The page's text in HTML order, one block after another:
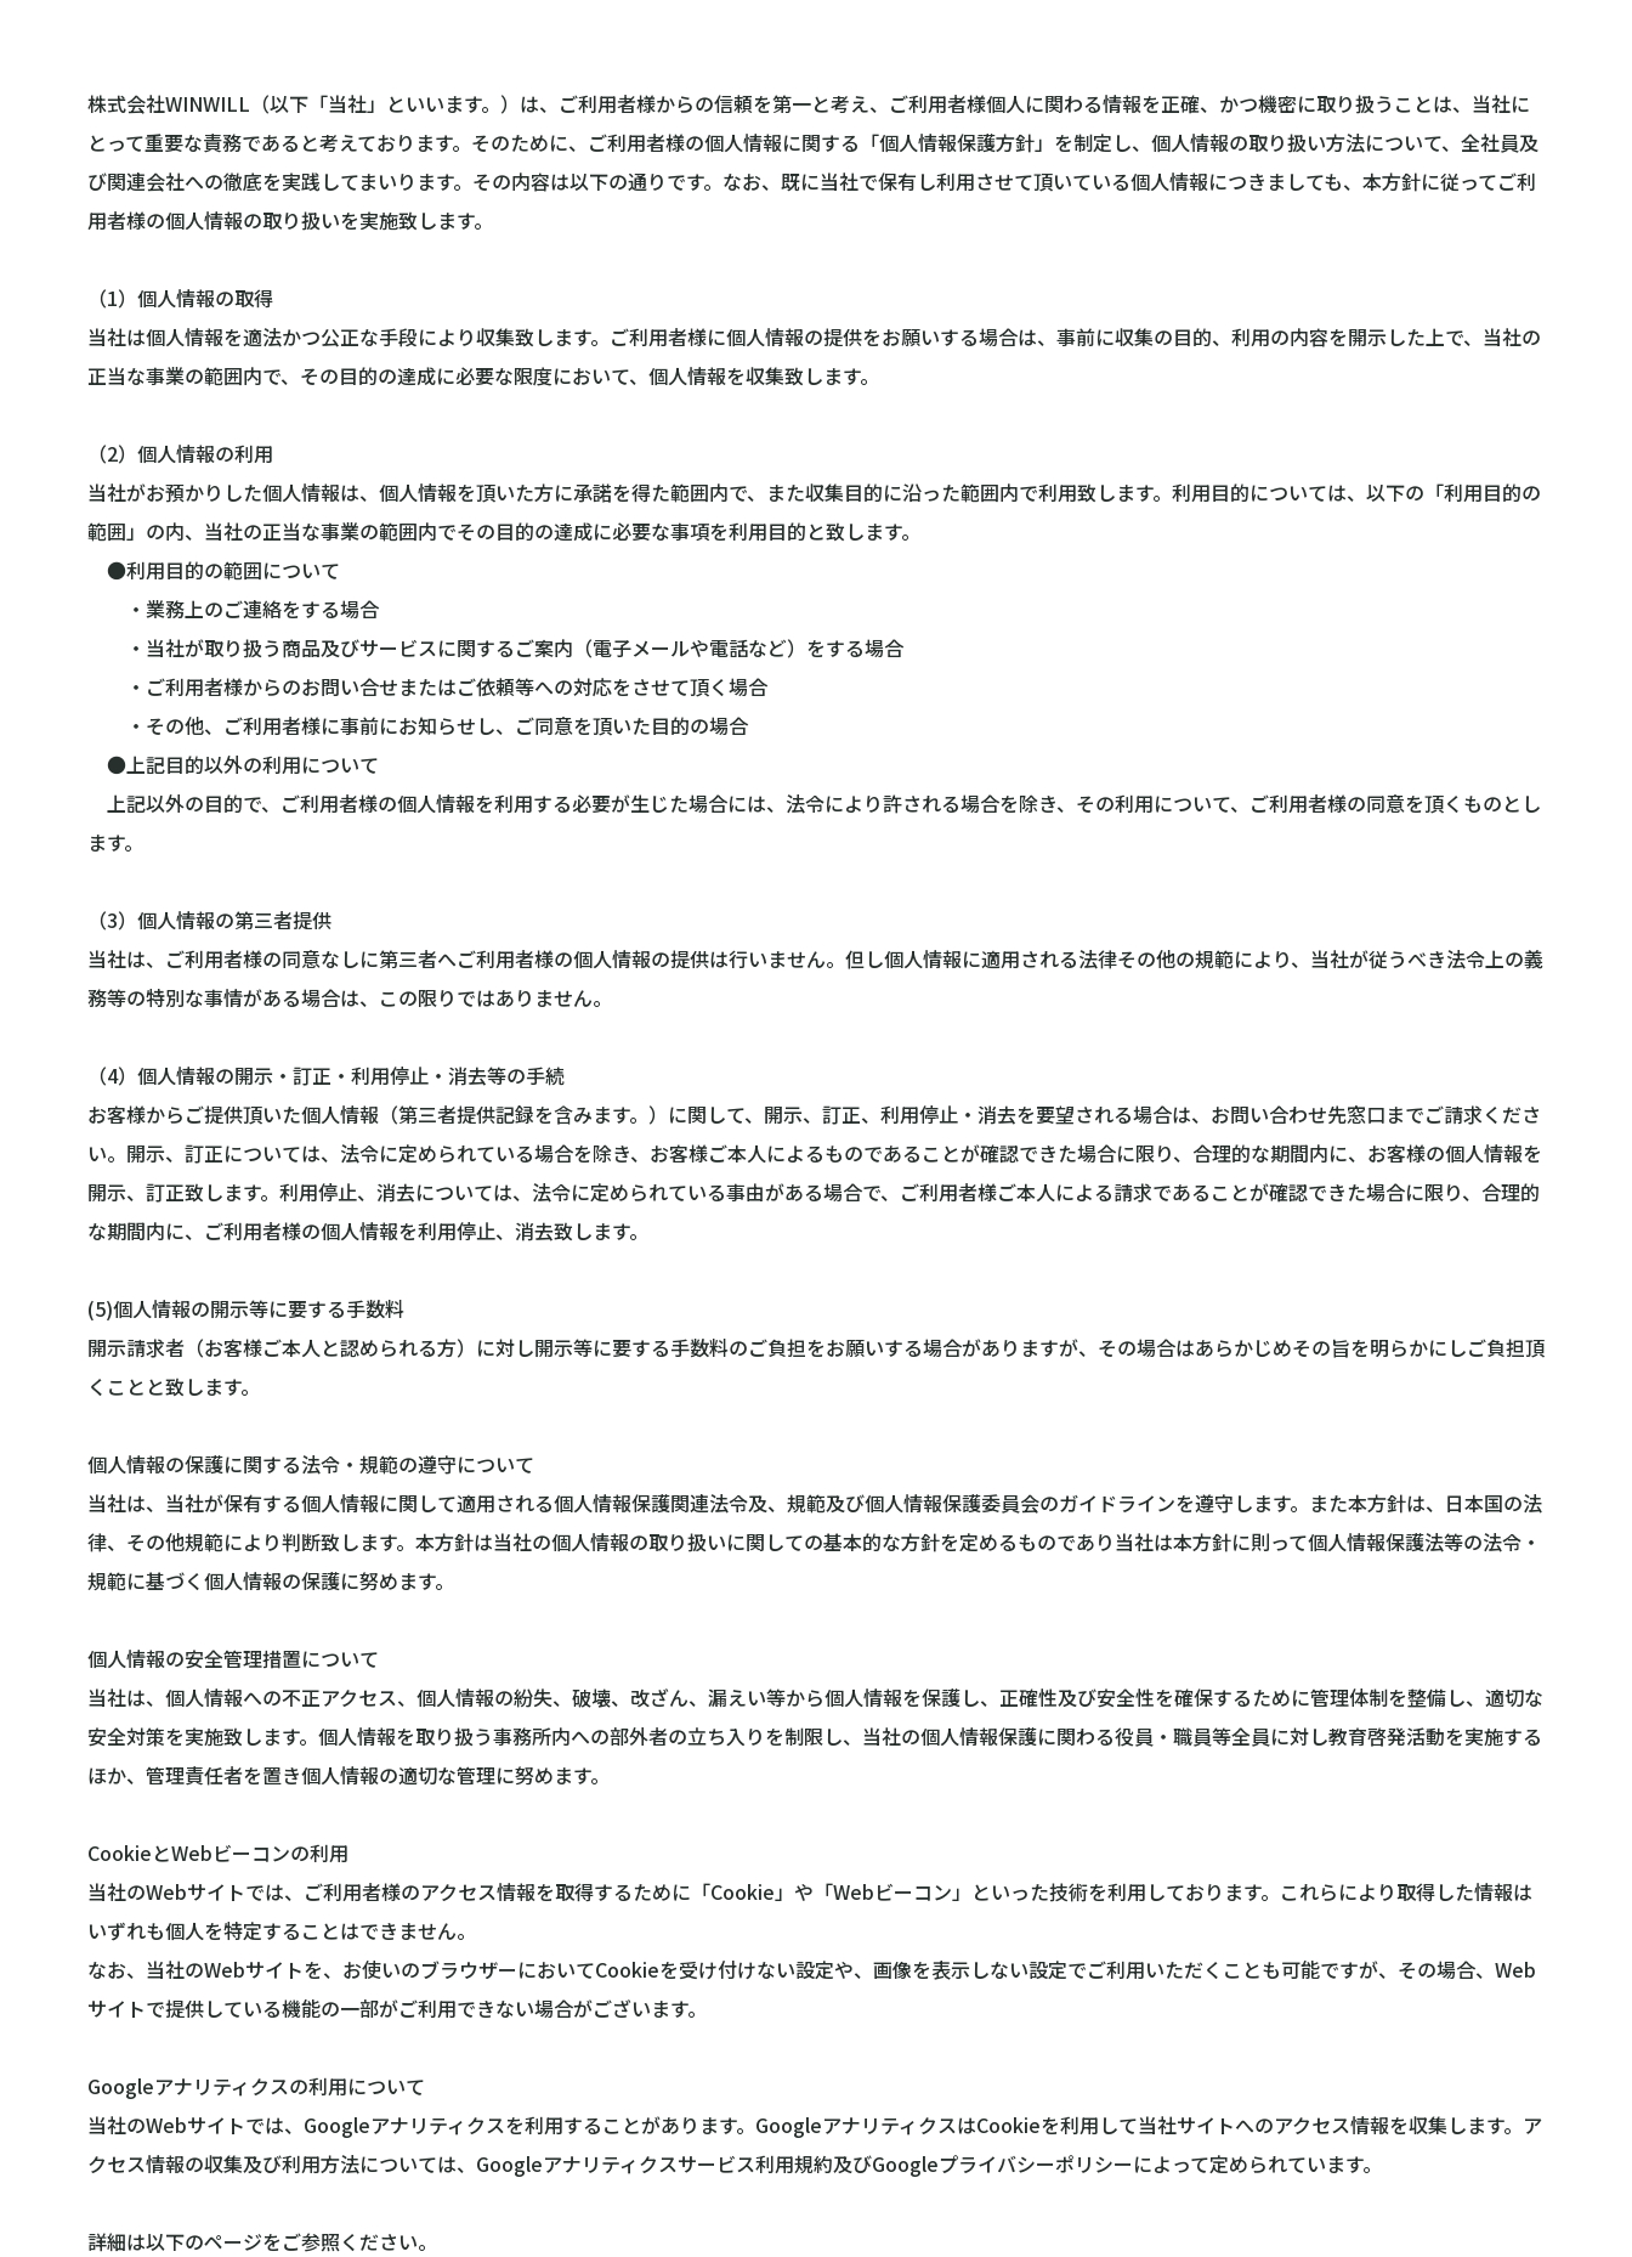
株式会社WINWILL（以下「当社」といいます。）は、ご利用者様からの信頼を第一と考え、ご利用者様個人に関わる情報を正確、かつ機密に取り扱うことは、当社に
とって重要な責務であると考えております。そのために、ご利用者様の個人情報に関する「個人情報保護方針」を制定し、個人情報の取り扱い方法について、全社員及
び関連会社への徹底を実践してまいります。その内容は以下の通りです。なお、既に当社で保有し利用させて頂いている個人情報につきましても、本方針に従ってご利
用者様の個人情報の取り扱いを実施致します。
（1）個人情報の取得
当社は個人情報を適法かつ公正な手段により収集致します。ご利用者様に個人情報の提供をお願いする場合は、事前に収集の目的、利用の内容を開示した上で、当社の
正当な事業の範囲内で、その目的の達成に必要な限度において、個人情報を収集致します。
（2）個人情報の利用
当社がお預かりした個人情報は、個人情報を頂いた方に承諾を得た範囲内で、また収集目的に沿った範囲内で利用致します。利用目的については、以下の「利用目的の
範囲」の内、当社の正当な事業の範囲内でその目的の達成に必要な事項を利用目的と致します。
●利用目的の範囲について
・業務上のご連絡をする場合
・当社が取り扱う商品及びサービスに関するご案内（電子メールや電話など）をする場合
・ご利用者様からのお問い合せまたはご依頼等への対応をさせて頂く場合
・その他、ご利用者様に事前にお知らせし、ご同意を頂いた目的の場合
●上記目的以外の利用について
上記以外の目的で、ご利用者様の個人情報を利用する必要が生じた場合には、法令により許される場合を除き、その利用について、ご利用者様の同意を頂くものとし
ます。
（3）個人情報の第三者提供
当社は、ご利用者様の同意なしに第三者へご利用者様の個人情報の提供は行いません。但し個人情報に適用される法律その他の規範により、当社が従うべき法令上の義
務等の特別な事情がある場合は、この限りではありません。
（4）個人情報の開示・訂正・利用停止・消去等の手続
お客様からご提供頂いた個人情報（第三者提供記録を含みます。）に関して、開示、訂正、利用停止・消去を要望される場合は、お問い合わせ先窓口までご請求くださ
い。開示、訂正については、法令に定められている場合を除き、お客様ご本人によるものであることが確認できた場合に限り、合理的な期間内に、お客様の個人情報を
開示、訂正致します。利用停止、消去については、法令に定められている事由がある場合で、ご利用者様ご本人による請求であることが確認できた場合に限り、合理的
な期間内に、ご利用者様の個人情報を利用停止、消去致します。
(5)個人情報の開示等に要する手数料
開示請求者（お客様ご本人と認められる方）に対し開示等に要する手数料のご負担をお願いする場合がありますが、その場合はあらかじめその旨を明らかにしご負担頂
くことと致します。
個人情報の保護に関する法令・規範の遵守について
当社は、当社が保有する個人情報に関して適用される個人情報保護関連法令及、規範及び個人情報保護委員会のガイドラインを遵守します。また本方針は、日本国の法
律、その他規範により判断致します。本方針は当社の個人情報の取り扱いに関しての基本的な方針を定めるものであり当社は本方針に則って個人情報保護法等の法令・
規範に基づく個人情報の保護に努めます。
個人情報の安全管理措置について
当社は、個人情報への不正アクセス、個人情報の紛失、破壊、改ざん、漏えい等から個人情報を保護し、正確性及び安全性を確保するために管理体制を整備し、適切な
安全対策を実施致します。個人情報を取り扱う事務所内への部外者の立ち入りを制限し、当社の個人情報保護に関わる役員・職員等全員に対し教育啓発活動を実施する
ほか、管理責任者を置き個人情報の適切な管理に努めます。
CookieとWebビーコンの利用
当社のWebサイトでは、ご利用者様のアクセス情報を取得するために「Cookie」や「Webビーコン」といった技術を利用しております。これらにより取得した情報は
いずれも個人を特定することはできません。
なお、当社のWebサイトを、お使いのブラウザーにおいてCookieを受け付けない設定や、画像を表示しない設定でご利用いただくことも可能ですが、その場合、Web
サイトで提供している機能の一部がご利用できない場合がございます。
Googleアナリティクスの利用について
当社のWebサイトでは、Googleアナリティクスを利用することがあります。GoogleアナリティクスはCookieを利用して当社サイトへのアクセス情報を収集します。ア
クセス情報の収集及び利用方法については、Googleアナリティクスサービス利用規約及びGoogleプライバシーポリシーによって定められています。
詳細は以下のページをご参照ください。